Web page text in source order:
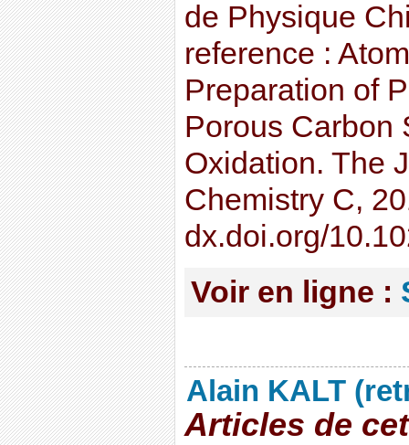
de Physique
reference :
Preparation of
Porous Carbon
Oxidation. The
Chemistry C,
dx.doi.org/
Voir en ligne :
Alain KALT
Articles de